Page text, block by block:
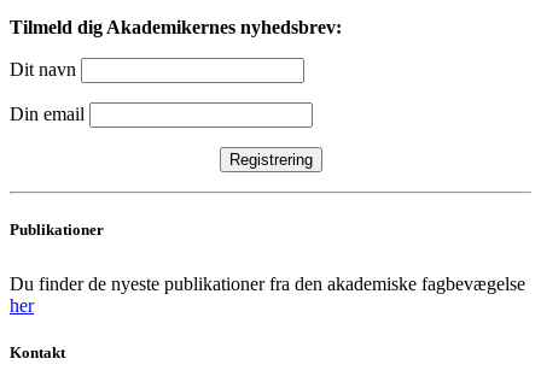
Tilmeld dig Akademikernes nyhedsbrev:
Dit navn
Din email
Publikationer
Du finder de nyeste publikationer fra den akademiske fagbevægelse
her
Kontakt